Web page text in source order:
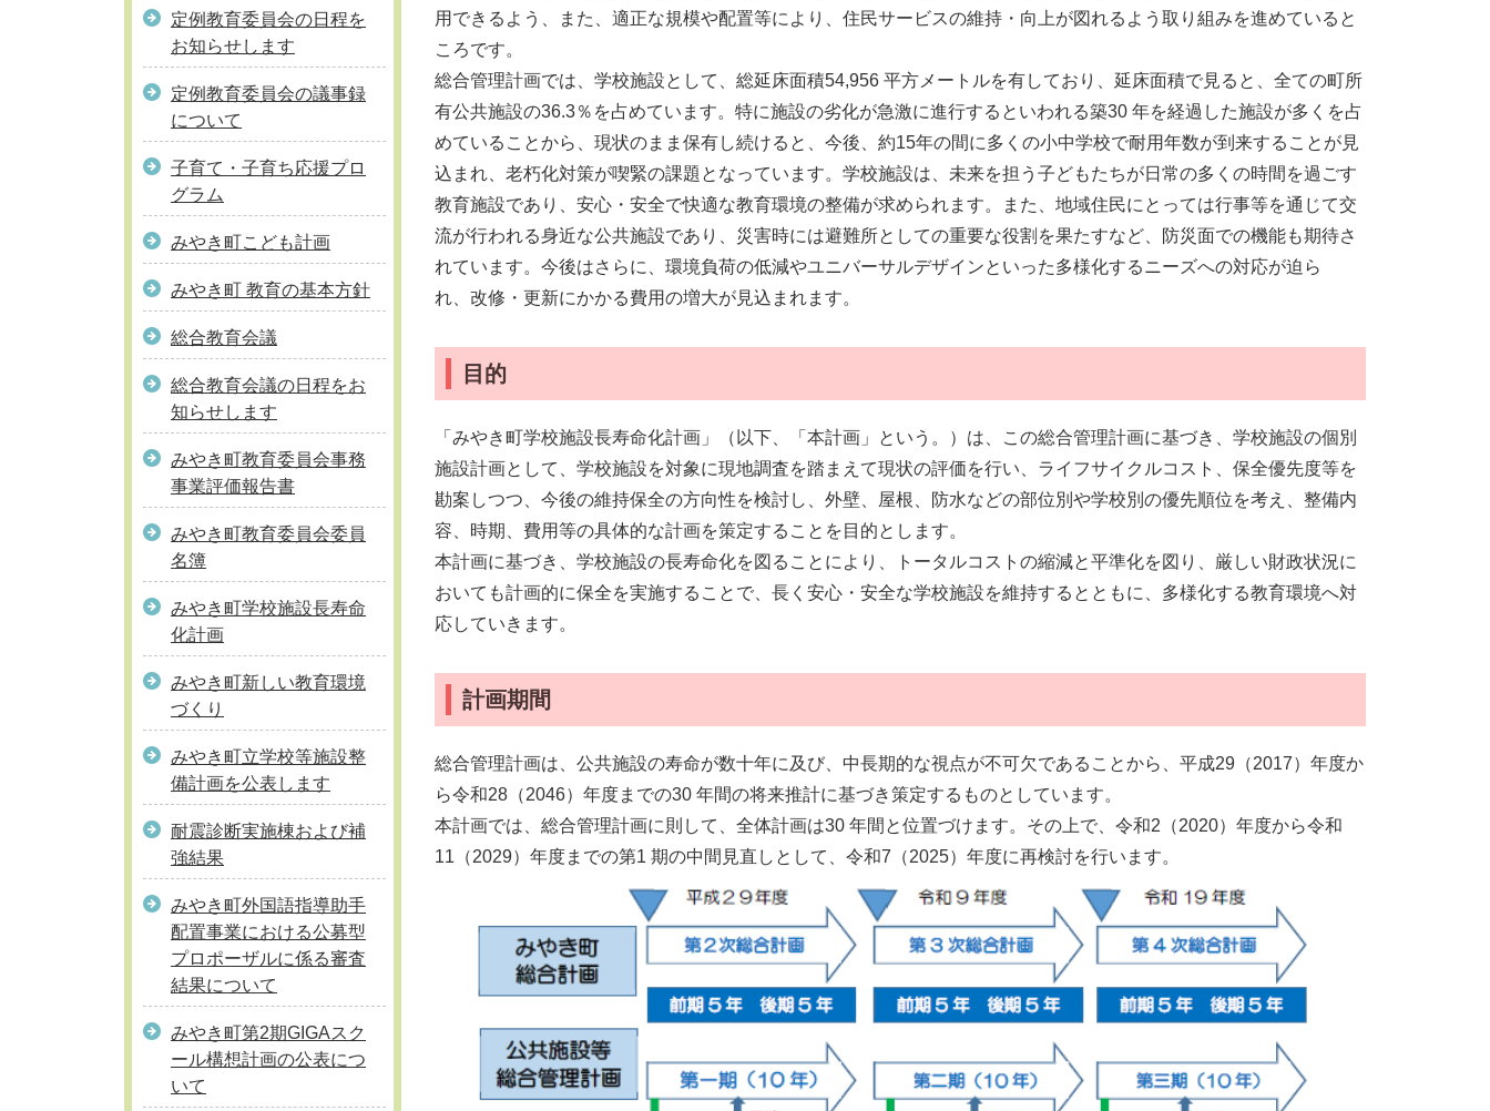
定例教育委員会の日程を
お知らせします
定例教育委員会の議事録
について
子育て・子育ち応援プロ
グラム
みやき町こども計画
みやき町 教育の基本方針
総合教育会議
総合教育会議の日程をお
知らせします
みやき町教育委員会事務
事業評価報告書
みやき町教育委員会委員
名簿
みやき町学校施設長寿命
化計画
みやき町新しい教育環境
づくり
みやき町立学校等施設整
備計画を公表します
耐震診断実施棟および補
強結果
みやき町外国語指導助手
配置事業における公募型
プロポーザルに係る審査
結果について
みやき町第2期GIGAスク
ール構想計画の公表につ
いて
用できるよう、また、適正な規模や配置等により、住民サービスの維持・向上が図れるよう取り組みを進めていると
ころです。
総合管理計画では、学校施設として、総延床面積54,956 平方メートルを有しており、延床面積で見ると、全ての町所
有公共施設の36.3％を占めています。特に施設の劣化が急激に進行するといわれる築30 年を経過した施設が多くを占
めていることから、現状のまま保有し続けると、今後、約15年の間に多くの小中学校で耐用年数が到来することが見
込まれ、老朽化対策が喫緊の課題となっています。学校施設は、未来を担う子どもたちが日常の多くの時間を過ごす
教育施設であり、安心・安全で快適な教育環境の整備が求められます。また、地域住民にとっては行事等を通じて交
流が行われる身近な公共施設であり、災害時には避難所としての重要な役割を果たすなど、防災面での機能も期待さ
れています。今後はさらに、環境負荷の低減やユニバーサルデザインといった多様化するニーズへの対応が迫ら
れ、改修・更新にかかる費用の増大が見込まれます。
目的
「みやき町学校施設長寿命化計画」（以下、「本計画」という。）は、この総合管理計画に基づき、学校施設の個別
施設計画として、学校施設を対象に現地調査を踏まえて現状の評価を行い、ライフサイクルコスト、保全優先度等を
勘案しつつ、今後の維持保全の方向性を検討し、外壁、屋根、防水などの部位別や学校別の優先順位を考え、整備内
容、時期、費用等の具体的な計画を策定することを目的とします。
本計画に基づき、学校施設の長寿命化を図ることにより、トータルコストの縮減と平準化を図り、厳しい財政状況に
おいても計画的に保全を実施することで、長く安心・安全な学校施設を維持するとともに、多様化する教育環境へ対
応していきます。
計画期間
総合管理計画は、公共施設の寿命が数十年に及び、中長期的な視点が不可欠であることから、平成29（2017）年度か
ら令和28（2046）年度までの30 年間の将来推計に基づき策定するものとしています。
本計画では、総合管理計画に則して、全体計画は30 年間と位置づけます。その上で、令和2（2020）年度から令和
11（2029）年度までの第1 期の中間見直しとして、令和7（2025）年度に再検討を行います。